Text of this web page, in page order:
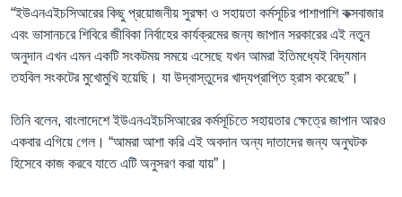
“ইউএনএইচসিআরের কিছু প্রয়োজনীয় সুরক্ষা ও সহায়তা কর্মসূচির পাশাপাশি কক্সবাজার
এবং ভাসানচরে শিবিরে জীবিকা নির্বাহের কার্যক্রমের জন্য জাপান সরকারের এই নতুন
অনুদান এখন এমন একটি সংকটময় সময়ে এসেছে যখন আমরা ইতিমধ্যেই বিদ্যমান
তহবিল সংকটের মুখোমুখি হয়েছি। যা উদ্বাস্তুদের খাদ্যপ্রাপ্তি হ্রাস করেছে”।
তিনি বলেন, বাংলাদেশে ইউএনএইচসিআরের কর্মসূচিতে সহায়তার ক্ষেত্রে জাপান আরও
একবার এগিয়ে গেল। “আমরা আশা করি এই অবদান অন্য দাতাদের জন্য অনুঘটক
হিসেবে কাজ করবে যাতে এটি অনুসরণ করা যায়”।